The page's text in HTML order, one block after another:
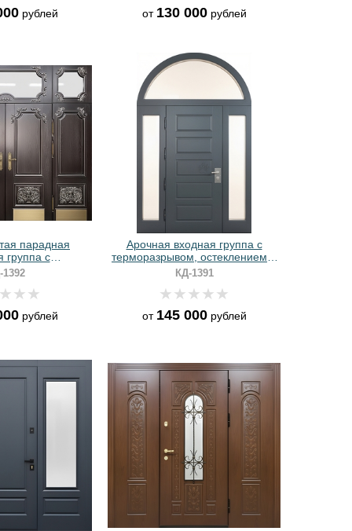
рублей от 130 000рублей
парадная
группа с
стеклом сверху,
панелями МДФ с
и патиной
1392
рублей
Арочная входная группа с
терморазрывом, остеклением и
панелями МДФ антрацит
КД-1391
от 145 000рублей